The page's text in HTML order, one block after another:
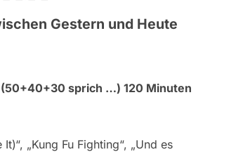
Gestern und Heute
sprich …) 120 Minuten
„Kung Fu Fighting“, „Und es